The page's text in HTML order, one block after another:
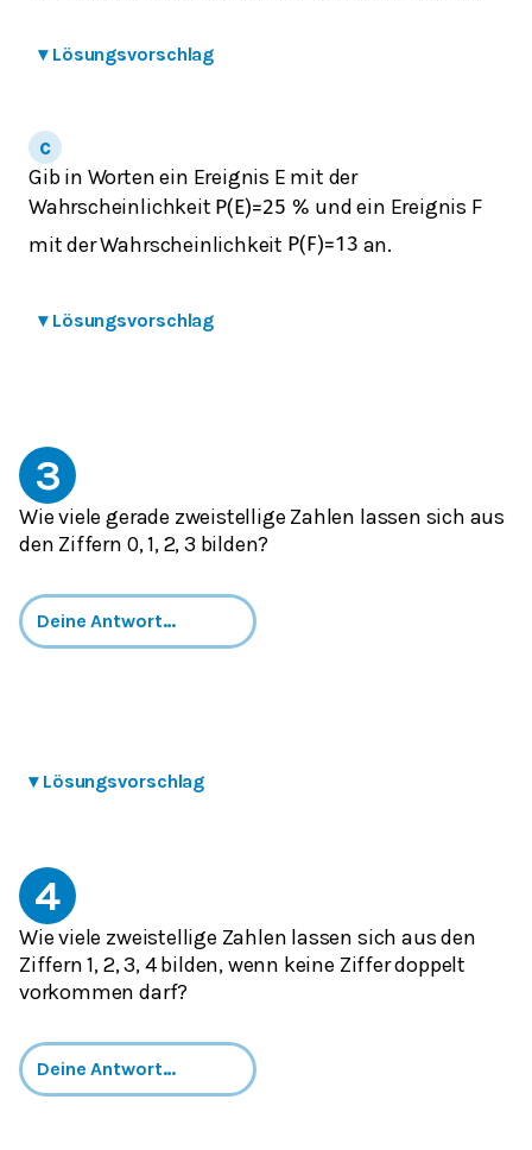
▾ Lösungsvorschlag
Gib in Worten ein Ereignis E mit der
Wahrscheinlichkeit P( E)=25 % und ein Ereignis F
mit der Wahrscheinlichkeit P( F)=1 3 an.
▾ Lösungsvorschlag
3
Wie viele gerade zweistellige Zahlen lassen sich aus
den Ziffern 0, 1, 2, 3 bilden?
▾ Lösungsvorschlag
4
Wie viele zweistellige Zahlen lassen sich aus den
Ziffern 1, 2, 3, 4 bilden, wenn keine Ziffer doppelt
vorkommen darf?